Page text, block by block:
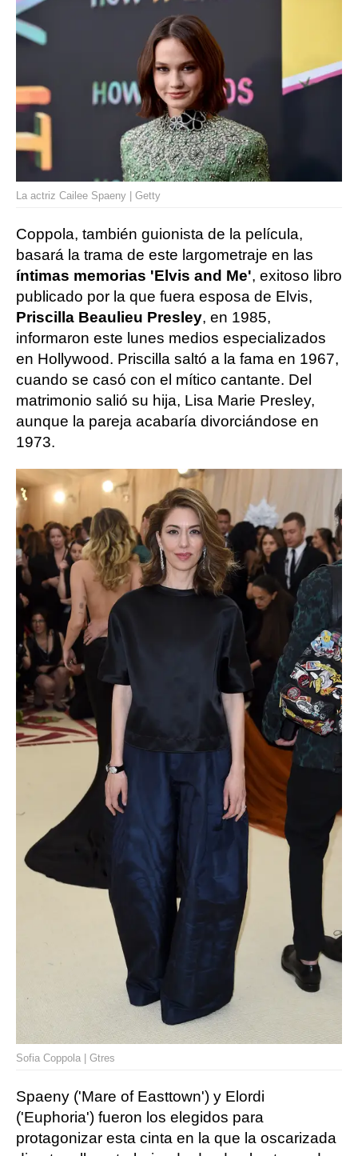
La actriz Cailee Spaeny | Getty
Coppola, también guionista de la película,
basará la trama de este largometraje en las
íntimas memorias 'Elvis and Me', exitoso libro
publicado por la que fuera esposa de Elvis,
Priscilla Beaulieu Presley, en 1985,
informaron este lunes medios especializados
en Hollywood. Priscilla saltó a la fama en 1967,
cuando se casó con el mítico cantante. Del
matrimonio salió su hija, Lisa Marie Presley,
aunque la pareja acabaría divorciándose en
1973.
Sofia Coppola | Gtres
Spaeny ('Mare of Easttown') y Elordi
('Euphoria') fueron los elegidos para
protagonizar esta cinta en la que la oscarizada